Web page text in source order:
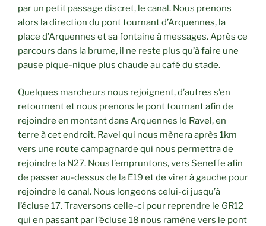
par un petit passage discret, le canal. Nous prenons
alors la direction du pont tournant d’Arquennes, la
place d’Arquennes et sa fontaine à messages. Après ce
parcours dans la brume, il ne reste plus qu’à faire une
pause pique-nique plus chaude au café du stade.
Quelques marcheurs nous rejoignent, d’autres s’en
retournent et nous prenons le pont tournant afin de
rejoindre en montant dans Arquennes le Ravel, en
terre à cet endroit. Ravel qui nous mènera après 1km
vers une route campagnarde qui nous permettra de
rejoindre la N27. Nous l’empruntons, vers Seneffe afin
de passer au-dessus de la E19 et de virer à gauche pour
rejoindre le canal. Nous longeons celui-ci jusqu’à
l’écluse 17. Traversons celle-ci pour reprendre le GR12
qui en passant par l’écluse 18 nous ramène vers le pont